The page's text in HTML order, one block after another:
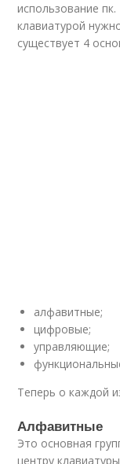
использование
клавиатурой
существует 4
алфавитные;
цифровые;
управляющие;
Теперь о каждой
Алфавитные
Это основная
центру